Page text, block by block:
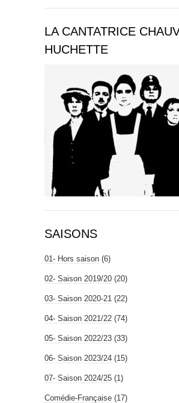
LA CANTATRICE
HUCHETTE
SAISONS
01- Hors saison (6)
02- Saison 2019/20 (20)
03- Saison 2020-21 (22)
04- Saison 2021/22 (74)
05- Saison 2022/23 (33)
06- Saison 2023/24 (15)
07- Saison 2024/25 (1)
Comédie-Française (17)